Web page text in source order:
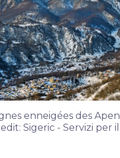
enneigées des
Sigeric - Servizi per